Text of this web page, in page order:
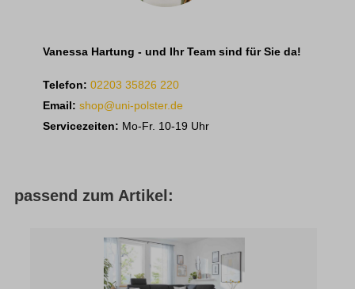
Vanessa Hartung - und Ihr Team sind für Sie da!
Telefon: 02203 35826 220
Email: shop@uni-polster.de
Servicezeiten: Mo-Fr. 10-19 Uhr
passend zum Artikel: